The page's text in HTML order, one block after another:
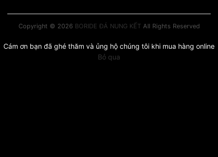
Copyright © 2026 BORIDE ĐÁ NUNG KẾT All Rights Reserved
Cám ơn bạn đã ghé thăm và ủng hộ chúng tôi khi mua hàng online
Bỏ qua